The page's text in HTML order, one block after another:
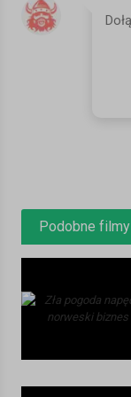
INSTAGRAM:
Podobne filmy